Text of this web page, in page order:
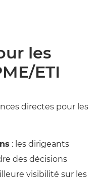
les
ETI
directes pour les
: les dirigeants
des décisions
visibilité sur les